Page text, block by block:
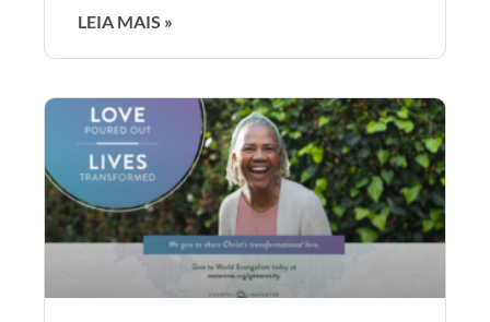
LEIA MAIS »